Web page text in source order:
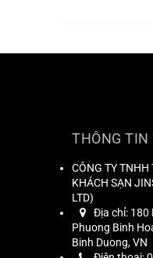
THÔNG TIN
CÔNG TY TNHH
KHÁCH SẠN
LTD)
Địa chỉ: 180
Phuong Binh
Binh Duong, VN